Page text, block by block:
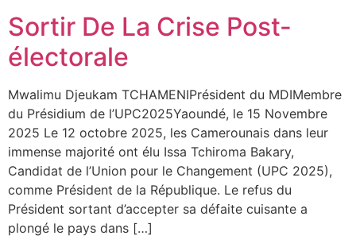
Sortir De La Crise Post-
électorale
Mwalimu Djeukam TCHAMENIPrésident du MDIMembre
du Présidium de l’UPC2025Yaoundé, le 15 Novembre
2025 Le 12 octobre 2025, les Camerounais dans leur
immense majorité ont élu Issa Tchiroma Bakary,
Candidat de l’Union pour le Changement (UPC 2025),
comme Président de la République. Le refus du
Président sortant d’accepter sa défaite cuisante a
plongé le pays dans […]